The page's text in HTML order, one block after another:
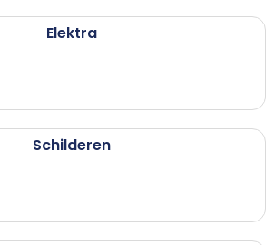
Elektra
Schilderen